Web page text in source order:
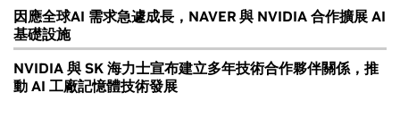
因應全球AI 需求急遽成長，NAVER 與 NVIDIA 合作擴展 AI
基礎設施
NVIDIA 與 SK 海力士宣布建立多年技術合作夥伴關係，推
動 AI 工廠記憶體技術發展